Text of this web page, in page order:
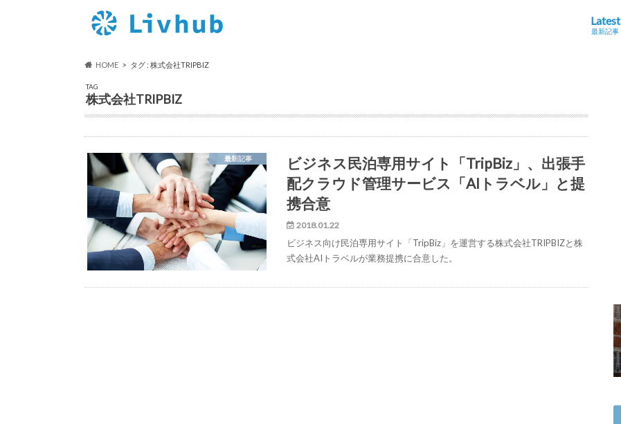
Latest
最新記事
HOME タグ : 株式会社TRIPBIZ
TAG
株式会社TRIPBIZ
最新記事
ビジネス民泊専用サイト「TripBiz」、出張手
配クラウド管理サービス「AIトラベル」と提
携合意
2018.01.22
ビジネス向け民泊専用サイト「TripBiz」を運営する株式会社TRIPBIZと株
式会社AIトラベルが業務提携に合意した。